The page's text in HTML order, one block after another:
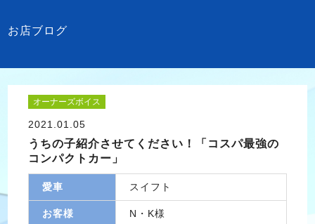
お店ブログ
オーナーズボイス
2021.01.05
うちの子紹介させてください！「コスパ最強の
コンパクトカー」
愛車 スイフト
お客様 N・K様